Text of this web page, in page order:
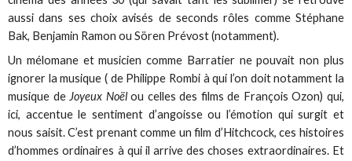
aussi dans ses choix avisés de seconds rôles comme Stéphane
Bak, Benjamin Ramon ou Sören Prévost (notamment).
Un mélomane et musicien comme Barratier ne pouvait non plus
ignorer la musique ( de Philippe Rombi à qui l’on doit notamment la
musique de Joyeux Noëlou celles des films de François Ozon) qui,
ici, accentue le sentiment d’angoisse ou l’émotion qui surgit et
nous saisit. C’est prenant comme un film d’Hitchcock, ces histoires
d’hommes ordinaires à qui il arrive des choses extraordinaires. Et